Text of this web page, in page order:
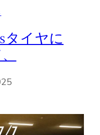
タイヤに